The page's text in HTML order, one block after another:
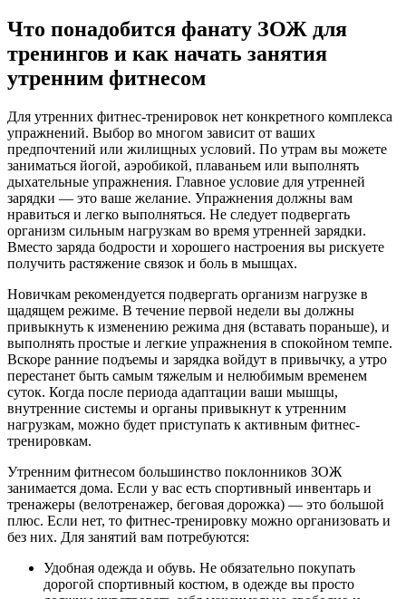
Что понадобится фанату ЗОЖ для
тренингов и как начать занятия
утренним фитнесом
Для утренних фитнес-тренировок нет конкретного комплекса
упражнений. Выбор во многом зависит от ваших
предпочтений или жилищных условий. По утрам вы можете
заниматься йогой, аэробикой, плаваньем или выполнять
дыхательные упражнения. Главное условие для утренней
зарядки — это ваше желание. Упражнения должны вам
нравиться и легко выполняться. Не следует подвергать
организм сильным нагрузкам во время утренней зарядки.
Вместо заряда бодрости и хорошего настроения вы рискуете
получить растяжение связок и боль в мышцах.
Новичкам рекомендуется подвергать организм нагрузке в
щадящем режиме. В течение первой недели вы должны
привыкнуть к изменению режима дня (вставать пораньше), и
выполнять простые и легкие упражнения в спокойном темпе.
Вскоре ранние подъемы и зарядка войдут в привычку, а утро
перестанет быть самым тяжелым и нелюбимым временем
суток. Когда после периода адаптации ваши мышцы,
внутренние системы и органы привыкнут к утренним
нагрузкам, можно будет приступать к активным фитнес-
тренировкам.
Утренним фитнесом большинство поклонников ЗОЖ
занимается дома. Если у вас есть спортивный инвентарь и
тренажеры (велотренажер, беговая дорожка) — это большой
плюс. Если нет, то фитнес-тренировку можно организовать и
без них. Для занятий вам потребуются:
Удобная одежда и обувь. Не обязательно покупать
дорогой спортивный костюм, в одежде вы просто